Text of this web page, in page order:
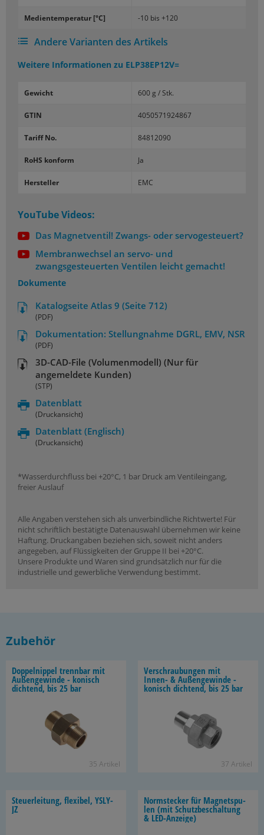
Me­di­en­tem­pe­ra­tur [°C] -10 bis +120
Andere Varianten des Artikels
Weitere Informationen zu ELP38EP12V=
Gewicht 600 g / Stk.
GTIN 4050571924867
Tariff No. 84812090
RoHS konform Ja
Hersteller EMC
YouTube Videos:
Das Magnetventil! Zwangs- oder servogesteuert?
Membranwechsel an servo- und
zwangsgesteuerten Ventilen leicht gemacht!
Dokumente
Katalogseite Atlas 9 (Seite 712)
(PDF)
Dokumentation: Stellungnahme DGRL, EMV, NSR
(PDF)
3D-CAD-File (Volumenmodell) (Nur für
angemeldete Kunden)
(STP)
Datenblatt
(Druckansicht)
Datenblatt (Englisch)
(Druckansicht)
*Wasserdurchfluss bei +20°C, 1 bar Druck am Ventileingang,
freier Auslauf
Alle Angaben verstehen sich als unverbindliche Richtwerte! Für
nicht schriftlich bestätigte Datenauswahl übernehmen wir keine
Haftung. Druckangaben beziehen sich, soweit nicht anders
angegeben, auf Flüssigkeiten der Gruppe II bei +20°C.
Unsere Produkte und Waren sind grundsätzlich nur für die
industrielle und gewerbliche Verwendung bestimmt.
Zubehör
Dop­pel­nip­pel trenn­bar mit
Au­ßen­ge­win­de - ko­nisch
dich­tend, bis 25 bar
35 Ar­ti­kel
Ver­schrau­bun­gen mit
Innen-​ & Au­ßen­ge­win­de -
ko­nisch dich­tend, bis 25 bar
37 Ar­ti­kel
Steu­er­lei­tung, fle­xi­bel, YSLY-​
JZ
Norm­ste­cker für Ma­gnet­spu­
len (mit Schutz­be­schal­tung
& LED-​Anzeige)